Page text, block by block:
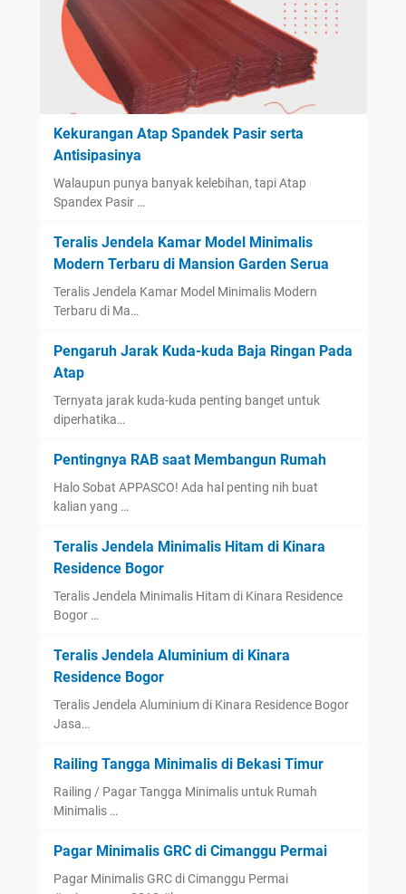
Kekurangan Atap Spandek Pasir serta
Antisipasinya
Walaupun punya banyak kelebihan, tapi Atap
Spandex Pasir …
Teralis Jendela Kamar Model Minimalis
Modern Terbaru di Mansion Garden Serua
Teralis Jendela Kamar Model Minimalis Modern
Terbaru di Ma…
Pengaruh Jarak Kuda-kuda Baja Ringan Pada
Atap
Ternyata jarak kuda-kuda penting banget untuk
diperhatika…
Pentingnya RAB saat Membangun Rumah
Halo Sobat APPASCO! Ada hal penting nih buat
kalian yang …
Teralis Jendela Minimalis Hitam di Kinara
Residence Bogor
Teralis Jendela Minimalis Hitam di Kinara Residence
Bogor …
Teralis Jendela Aluminium di Kinara
Residence Bogor
Teralis Jendela Aluminium di Kinara Residence Bogor
Jasa…
Railing Tangga Minimalis di Bekasi Timur
Railing / Pagar Tangga Minimalis untuk Rumah
Minimalis …
Pagar Minimalis GRC di Cimanggu Permai
Pagar Minimalis GRC di Cimanggu Permai